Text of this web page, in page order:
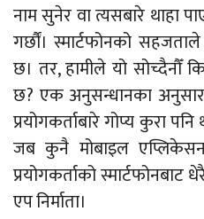
नाम सुनेर वा त्यसबारे थाहा
गर्छौं। स्मार्टफोनको
छ। तर, हामीले यो सोच्दैनौँ
छ? एक अनुसन्धानका
प्रयोगकर्ताबारे गोप्य कुरा
जब कुनै मोबाइल
प्रयोगकर्ताको
एप निर्माता।